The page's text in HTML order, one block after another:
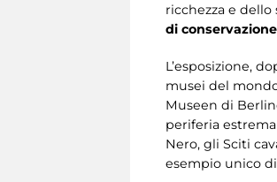
ricchezza e
di
L’esposizione,
musei del
Museen di
periferia
Nero, gli Sciti
esempio unico